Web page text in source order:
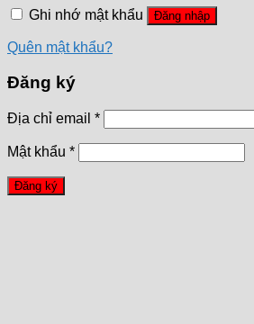
Ghi nhớ mật khẩu Đăng nhập
Quên mật khẩu?
Đăng ký
Địa chỉ email *
Mật khẩu *
Đăng ký